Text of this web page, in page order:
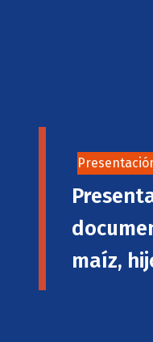
maíz,